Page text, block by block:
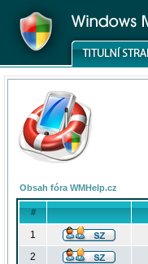
Obsah fóra WMHelp.cz
#
1
2